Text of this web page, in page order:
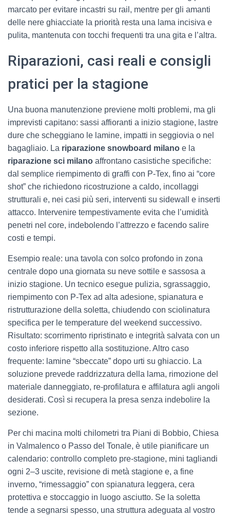
marcato per evitare incastri su rail, mentre per gli amanti
delle nere ghiacciate la priorità resta una lama incisiva e
pulita, mantenuta con tocchi frequenti tra una gita e l’altra.
Riparazioni, casi reali e consigli
pratici per la stagione
Una buona manutenzione previene molti problemi, ma gli
imprevisti capitano: sassi affioranti a inizio stagione, lastre
dure che scheggiano le lamine, impatti in seggiovia o nel
bagagliaio. La riparazione snowboard milano e la
riparazione sci milano affrontano casistiche specifiche:
dal semplice riempimento di graffi con P-Tex, fino ai “core
shot” che richiedono ricostruzione a caldo, incollaggi
strutturali e, nei casi più seri, interventi su sidewall e inserti
attacco. Intervenire tempestivamente evita che l’umidità
penetri nel core, indebolendo l’attrezzo e facendo salire
costi e tempi.
Esempio reale: una tavola con solco profondo in zona
centrale dopo una giornata su neve sottile e sassosa a
inizio stagione. Un tecnico esegue pulizia, sgrassaggio,
riempimento con P-Tex ad alta adesione, spianatura e
ristrutturazione della soletta, chiudendo con sciolinatura
specifica per le temperature del weekend successivo.
Risultato: scorrimento ripristinato e integrità salvata con un
costo inferiore rispetto alla sostituzione. Altro caso
frequente: lamine “sbeccate” dopo urti su ghiaccio. La
soluzione prevede raddrizzatura della lama, rimozione del
materiale danneggiato, re-profilatura e affilatura agli angoli
desiderati. Così si recupera la presa senza indebolire la
sezione.
Per chi macina molti chilometri tra Piani di Bobbio, Chiesa
in Valmalenco o Passo del Tonale, è utile pianificare un
calendario: controllo completo pre-stagione, mini tagliandi
ogni 2–3 uscite, revisione di metà stagione e, a fine
inverno, “rimessaggio” con spianatura leggera, cera
protettiva e stoccaggio in luogo asciutto. Se la soletta
tende a segnarsi spesso, una struttura adeguata al vostro